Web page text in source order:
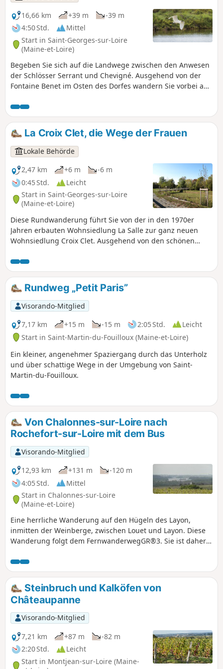
16,66 km
+39 m
-39 m
4:50 Std.
Mittel
Start in Saint-Georges-sur-Loire
(Maine-et-Loire)
Begeben Sie sich auf die Landwege zwischen den Anwesen
der Schlösser Serrant und Chevigné. Ausgehend von der
Fontaine Benet im Osten des Dorfes wandern Sie vorbei an
Beauchêne) zum Étang de Chevigné, einem großen See, der
zahlreiche seltene und sogar bedrohte Vogelarten
beherbergt und als sensibler Naturraum klassifiziert ist.
La Croix Clet, die Wege der Frauen
Lokale Behörde
2,47 km
+6 m
-6 m
0:45 Std.
Leicht
Start in Saint-Georges-sur-Loire
(Maine-et-Loire)
Diese Rundwanderung führt Sie von der in den 1970er
Jahren erbauten Wohnsiedlung La Salle zur ganz neuen
Wohnsiedlung Croix Clet. Ausgehend von den schönen
des Ruisseau de la Douinière durchqueren Sie die
hübschen Gärten der Guinguette, bevor Sie die neuen
Straßen entlanggehen, deren Namen an bemerkenswerte
Frauen der Gemeinde erinnern.
Rundweg „Petit Paris”
Visorando-Mitglied
7,17 km
+15 m -15 m 2:05 Std.
Leicht
Start in Saint-Martin-du-Fouilloux (Maine-et-Loire)
Ein kleiner, angenehmer Spaziergang durch das Unterholz
und über schattige Wege in der Umgebung von Saint-
Martin-du-Fouilloux.
Von Chalonnes-sur-Loire nach
Rochefort-sur-Loire mit dem Bus
Visorando-Mitglied
12,93 km
+131 m
-120 m
4:05 Std.
Mittel
Start in Chalonnes-sur-Loire
(Maine-et-Loire)
Eine herrliche Wanderung auf den Hügeln des Layon,
inmitten der Weinberge, zwischen Louet und Layon. Diese
Wanderung folgt dem FernwanderwegGR®3. Sie ist daher
Steinbruch und Kalköfen von
Châteaupanne
Visorando-Mitglied
7,21 km
+87 m
-82 m
2:20 Std.
Leicht
Start in Montjean-sur-Loire (Maine-